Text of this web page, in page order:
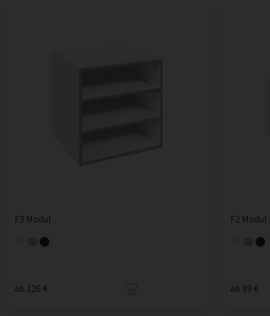
F3 Modul
ab 126 €
F2 Modul
ab 99 €